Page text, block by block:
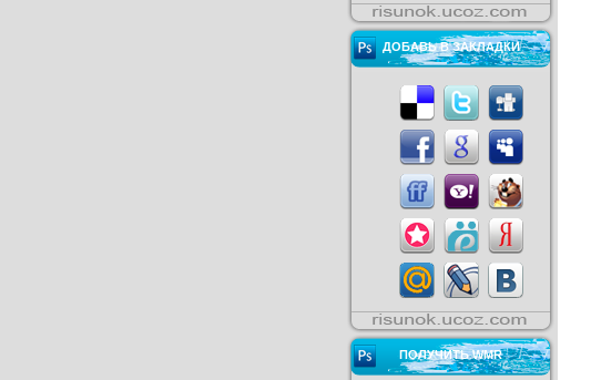
ДОБАВЬ В ЗАКЛАДКИ
ПОЛУЧИТЬ WMR